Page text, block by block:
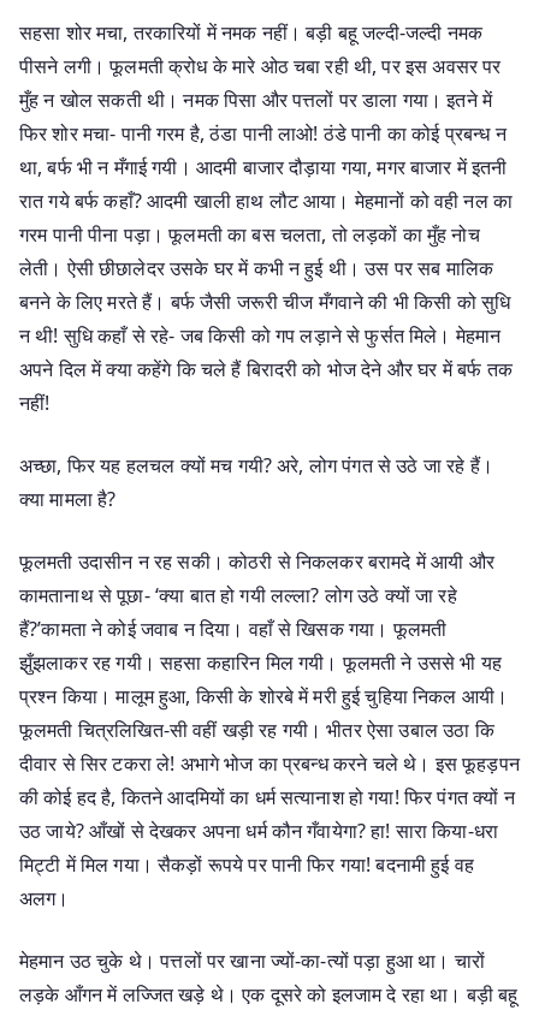
सहसा शोर मचा, तरकारियों में नमक नहीं। बड़ी बहू जल्दी-जल्दी नमक
पीसने लगी। फूलमती क्रोध के मारे ओठ चबा रही थी, पर इस अवसर पर
मुँह न खोल सकती थी। नमक पिसा और पत्तलों पर डाला गया। इतने में
फिर शोर मचा- पानी गरम है, ठंडा पानी लाओ! ठंडे पानी का कोई प्रबन्ध न
था, बर्फ भी न मँगाई गयी। आदमी बाजार दौड़ाया गया, मगर बाजार में इतनी
रात गये बर्फ कहाँ? आदमी खाली हाथ लौट आया। मेहमानों को वही नल का
गरम पानी पीना पड़ा। फूलमती का बस चलता, तो लड़कों का मुँह नोच
लेती। ऐसी छीछालेदर उसके घर में कभी न हुई थी। उस पर सब मालिक
बनने के लिए मरते हैं। बर्फ जैसी जरूरी चीज मँगवाने की भी किसी को सुधि
न थी! सुधि कहाँ से रहे- जब किसी को गप लड़ाने से फुर्सत मिले। मेहमान
अपने दिल में क्या कहेंगे कि चले हैं बिरादरी को भोज देने और घर में बर्फ तक
नहीं!
अच्छा, फिर यह हलचल क्यों मच गयी? अरे, लोग पंगत से उठे जा रहे हैं।
क्या मामला है?
फूलमती उदासीन न रह सकी। कोठरी से निकलकर बरामदे में आयी और
कामतानाथ से पूछा- ‘क्या बात हो गयी लल्ला? लोग उठे क्यों जा रहे
हैं?’कामता ने कोई जवाब न दिया। वहाँ से खिसक गया। फूलमती
झुँझलाकर रह गयी। सहसा कहारिन मिल गयी। फूलमती ने उससे भी यह
प्रश्न किया। मालूम हुआ, किसी के शोरबे में मरी हुई चुहिया निकल आयी।
फूलमती चित्रलिखित-सी वहीं खड़ी रह गयी। भीतर ऐसा उबाल उठा कि
दीवार से सिर टकरा ले! अभागे भोज का प्रबन्ध करने चले थे। इस फूहड़पन
की कोई हद है, कितने आदमियों का धर्म सत्यानाश हो गया! फिर पंगत क्यों न
उठ जाये? आँखों से देखकर अपना धर्म कौन गँवायेगा? हा! सारा किया-धरा
मिट्टी में मिल गया। सैकड़ों रूपये पर पानी फिर गया! बदनामी हुई वह
अलग।
मेहमान उठ चुके थे। पत्तलों पर खाना ज्यों-का-त्यों पड़ा हुआ था। चारों
लड़के आँगन में लज्जित खड़े थे। एक दूसरे को इलजाम दे रहा था। बड़ी बहू